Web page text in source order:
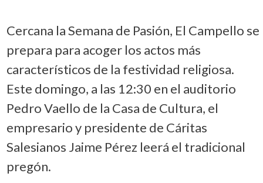
Cercana la Semana de Pasión, El Campello se
prepara para acoger los actos más
característicos de la festividad religiosa.
Este domingo, a las 12:30 en el auditorio
Pedro Vaello de la Casa de Cultura, el
empresario y presidente de Cáritas
Salesianos Jaime Pérez leerá el tradicional
pregón.